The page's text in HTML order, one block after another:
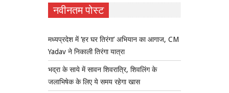
नवीनतम पोस्ट
मध्यप्रदेश में ‘हर घर तिरंगा’ अभियान का आगाज, CM
Yadav ने निकाली तिरंगा यात्रा
भद्रा के साये में सावन शिवरात्रि, शिवलिंग के
जलाभिषेक के लिए ये समय रहेगा खास